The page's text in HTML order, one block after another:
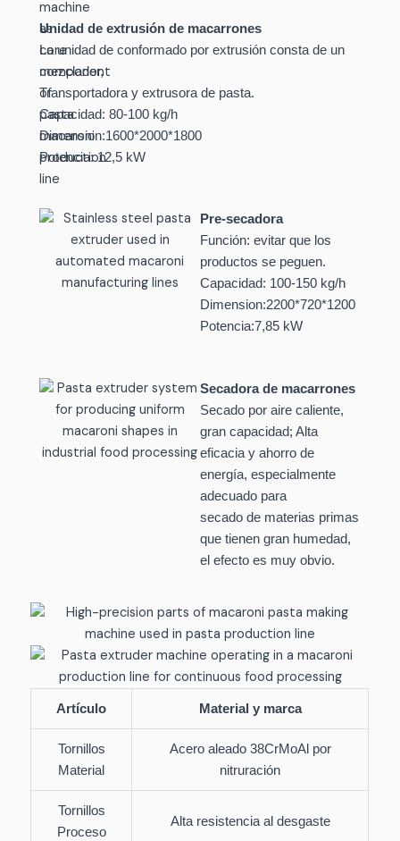
Unidad de extrusión de macarrones
La unidad de conformado por extrusión consta de un
mezclador,
Transportadora y extrusora de pasta.
Capacidad: 80-100 kg/h
Dimension:1600*2000*1800
Potencia: 12,5 kW
Pre-secadora
Función: evitar que los
productos se peguen.
Capacidad: 100-150 kg/h
Dimension:2200*720*1200
Potencia:7,85 kW
Secadora de macarrones
Secado por aire caliente,
gran capacidad; Alta
eficacia y ahorro de
energía, especialmente
adecuado para
secado de materias primas
que tienen gran humedad,
el efecto es muy obvio.
Artículo Material y marca
Tornillos
Material
Acero aleado 38CrMoAl por
nitruración
Tornillos
Proceso
Alta resistencia al desgaste